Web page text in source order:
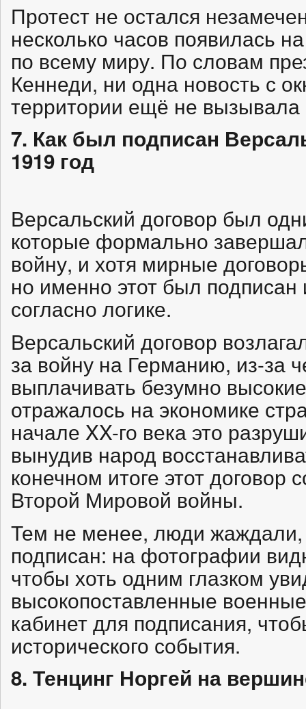
Протест не остался
несколько часов появилась
по всему миру. По словам
Кеннеди, ни одна новость с
территории ещё не вызывала
7. Как был подписан
1919 год
Версальский договор был
которые формально
войну, и хотя мирные
но именно этот был подписан
согласно логике.
Версальский договор
за войну на Германию, из-за
выплачивать безумно
отражалось на экономике
начале XX-го века это
вынудив народ
конечном итоге этот договор
Второй Мировой войны.
Тем не менее, люди
подписан: на фотографии
чтобы хоть одним глазком
высокопоставленные
кабинет для подписания,
исторического события.
8. Тенцинг Норгей на